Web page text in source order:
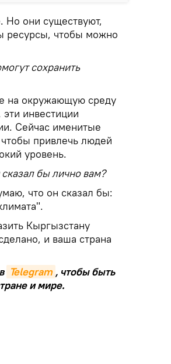
Но они существуют,
ресурсы, чтобы можно
сохранить
на окружающую среду
инвестиции
Сейчас именитые
привлечь людей
уровень.
бы лично вам?
что он сказал бы:
Кыргызстану
и ваша страна
Telegram , чтобы быть
и мире.